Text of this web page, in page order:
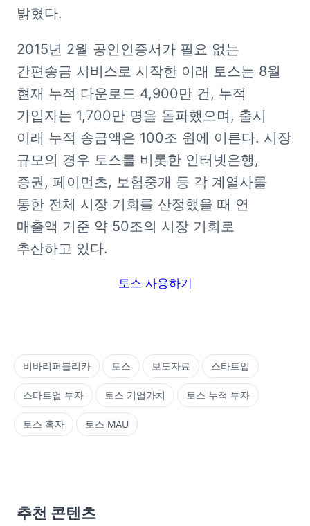
밝혔다.
2015년 2월 공인인증서가 필요 없는
간편송금 서비스로 시작한 이래 토스는 8월
현재 누적 다운로드 4,900만 건, 누적
가입자는 1,700만 명을 돌파했으며, 출시
이래 누적 송금액은 100조 원에 이른다. 시장
규모의 경우 토스를 비롯한 인터넷은행,
증권, 페이먼츠, 보험중개 등 각 계열사를
통한 전체 시장 기회를 산정했을 때 연
매출액 기준 약 50조의 시장 기회로
추산하고 있다.
토스 사용하기
비바리퍼블리카 토스 보도자료 스타트업
스타트업 투자 토스 기업가치 토스 누적 투자
토스 흑자 토스 MAU
추천 콘텐츠